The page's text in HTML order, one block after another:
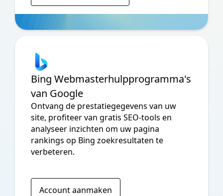
Bing Webmasterhulpprogramma's
van Google
Ontvang de prestatiegegevens van uw
site, profiteer van gratis SEO-tools en
analyseer inzichten om uw pagina
rankings op Bing zoekresultaten te
verbeteren.
Account aanmaken